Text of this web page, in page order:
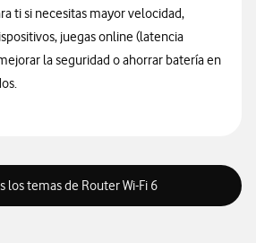
ti si necesitas mayor velocidad,
juegas online (latencia
la seguridad o ahorrar batería en
dirigido Wi-Fi 6
los temas de Router Wi-Fi 6